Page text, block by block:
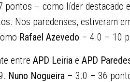
pontos – como líder destacado
Nos paredenses, estiveram
Rafael Azevedo – 4.0 – 10
entre APD Leiria e APD
Nuno Nogueira – 3.0 – 36